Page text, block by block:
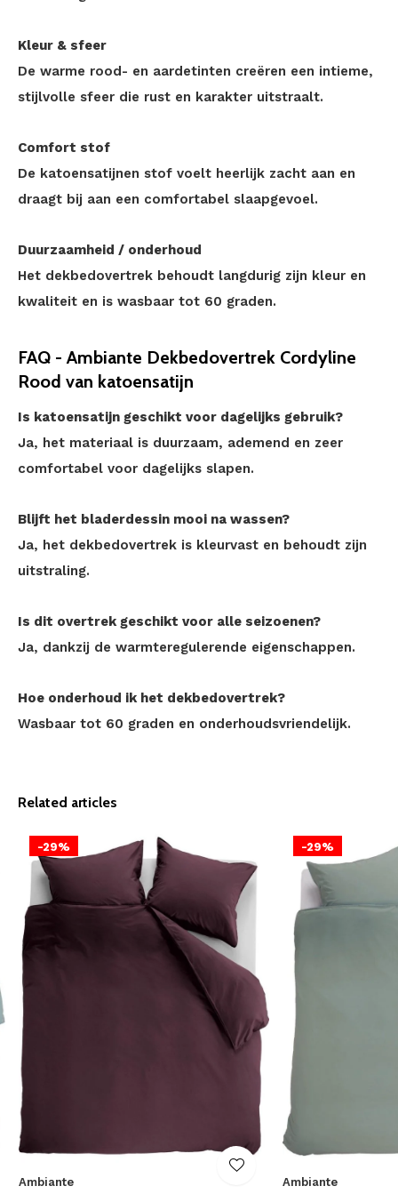
Kleur & sfeer
De warme rood- en aardetinten creëren een intieme,
stijlvolle sfeer die rust en karakter uitstraalt.
Comfort stof
De katoensatijnen stof voelt heerlijk zacht aan en
draagt bij aan een comfortabel slaapgevoel.
Duurzaamheid / onderhoud
Het dekbedovertrek behoudt langdurig zijn kleur en
kwaliteit en is wasbaar tot 60 graden.
FAQ - Ambiante Dekbedovertrek Cordyline
Rood van katoensatijn
Is katoensatijn geschikt voor dagelijks gebruik?
Ja, het materiaal is duurzaam, ademend en zeer
comfortabel voor dagelijks slapen.
Blijft het bladerdessin mooi na wassen?
Ja, het dekbedovertrek is kleurvast en behoudt zijn
uitstraling.
Is dit overtrek geschikt voor alle seizoenen?
Ja, dankzij de warmteregulerende eigenschappen.
Hoe onderhoud ik het dekbedovertrek?
Wasbaar tot 60 graden en onderhoudsvriendelijk.
Related articles
-29%
Ambiante
-29%
Ambiante